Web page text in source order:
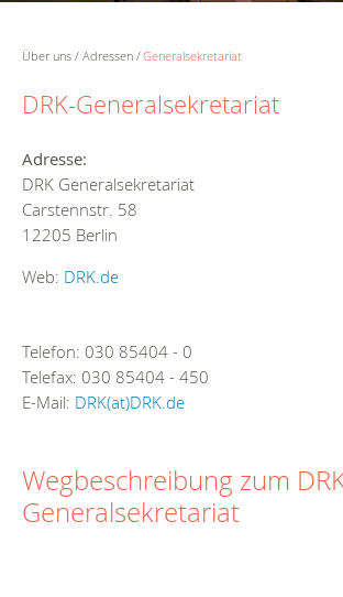
Über uns Adressen Generalsekretariat
DRK-Generalsekretariat
Adresse:
DRK Generalsekretariat
Carstennstr. 58
12205 Berlin
Web: DRK.de
Telefon: 030 85404 - 0
Telefax: 030 85404 - 450
E-Mail: DRK(at)DRK.de
Wegbeschreibung zum
Generalsekretariat